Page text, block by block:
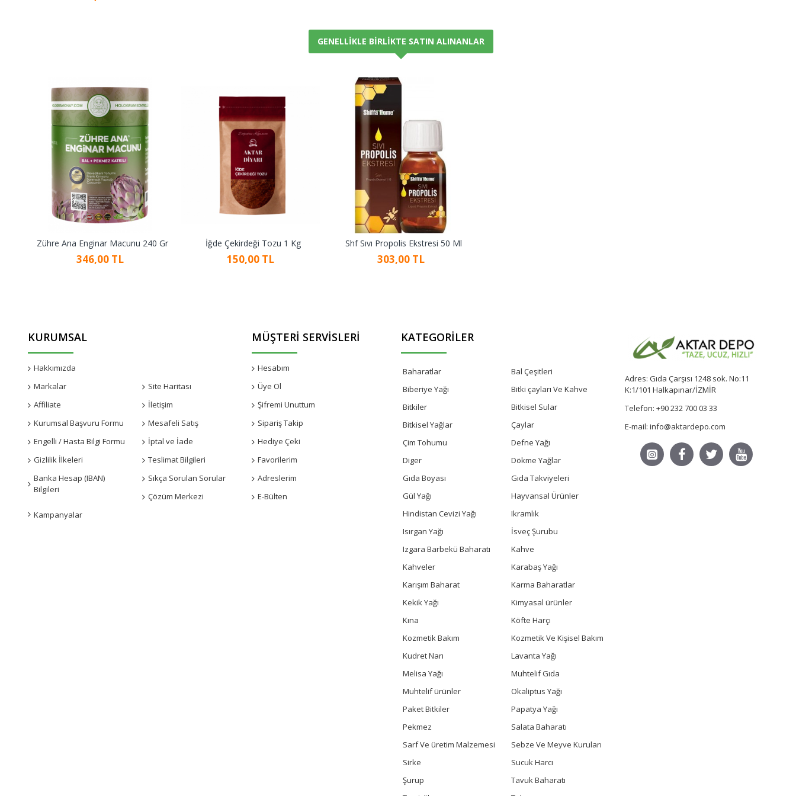
GENELLIKLE BIRLIKTE SATIN ALINANLAR
Zühre Ana Enginar Macunu 240 Gr
346,00 TL
İğde Çekirdeği Tozu 1 Kg
150,00 TL
Shf Sıvı Propolis Ekstresi 50 Ml
303,00 TL
KURUMSAL
Hakkımızda
Markalar
Affiliate
Kurumsal Başvuru Formu
Engelli / Hasta Bilgi Formu
Gizlilik İlkeleri
Banka Hesap (IBAN)
Bilgileri
Site Haritası
İletişim
Mesafeli Satış
İptal ve İade
Teslimat Bilgileri
Sıkça Sorulan Sorular
Çözüm Merkezi
MÜŞTERI SERVISLERI
Hesabım
Üye Ol
Şifremi Unuttum
Sipariş Takip
Hediye Çeki
Favorilerim
Adreslerim
E-Bülten
KATEGORILER
Baharatlar
Bal Çeşitleri
Biberiye Yağı
Bitki çayları Ve Kahve
Bitkiler
Bitkisel Sular
Bitkisel Yağlar
Çaylar
Çim Tohumu
Defne Yağı
Diger
Dökme Yağlar
Gıda Boyası
Gıda Takviyeleri
Gül Yağı
Hayvansal Ürünler
Hindistan Cevizi Yağı
Ikramlık
Isırgan Yağı
İsveç Şurubu
Izgara Barbekü Baharatı
Kahve
Kahveler
Karabaş Yağı
Karışım Baharat
Karma Baharatlar
Kekik Yağı
Kimyasal ürünler
Kına
Köfte Harçı
Kozmetik Bakım
Kozmetik Ve Kişisel Bakım
Kudret Narı
Lavanta Yağı
Melisa Yağı
Muhtelif Gıda
Muhtelif ürünler
Okaliptus Yağı
Paket Bitkiler
Papatya Yağı
Pekmez
Salata Baharatı
Sarf Ve üretim Malzemesi
Sebze Ve Meyve Kuruları
Sirke
Sucuk Harcı
Şurup
Tavuk Baharatı
Adres: Gıda Çarşısı 1248 sok. No:11
K:1/101 Halkapınar/İZMİR
Telefon: +90 232 700 03 33
E-mail: info@aktardepo.com